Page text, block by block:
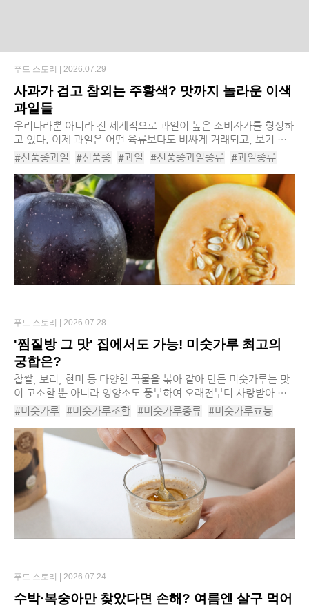
사과가 검고 참외는 주황색? 맛까지 놀라운 이색
과일들
우리나라뿐 아니라 전 세계적으로 과일이 높은 소비자가를 형성하
고 있다. 이제 과일은 어떤 육류보다도 비싸게 거래되고, 보기 힘
들어진 먹거리가 됐다. 최근에는 여기에 더해서, 보다 높은 수익성
#신품종과일 #신품종 #과일 #신풍종과일종류 #과일종류
#과일추천 #이색과일 #과일이색품종 #핑크블루베리
#블랙다이아몬드사과
#마하차녹망고
#키위티바나나
#베타참외 #솜사탕멜론
푸드 스토리 | 2026.07.29
'찜질방 그 맛' 집에서도 가능! 미숫가루 최고의
궁합은?
찹쌀, 보리, 현미 등 다양한 곡물을 볶아 갈아 만든 미숫가루는 맛
이 고소할 뿐 아니라 영양소도 풍부하여 오래전부터 사랑받아 왔
습니다. 최근에는 고전적인 방식을 넘어 다양한 식재료와 조합하
#미숫가루 #미숫가루조합 #미숫가루종류 #미숫가루효능
#미숫가루영양소 #미숫가루영양분 #미숫가루라떼
#미숫가루조합추천 #뉴트로디저트
#미숫가루아포가토
푸드 스토리 | 2026.07.28
수박·복숭아만 찾았다면 손해? 여름엔 살구 먹어
푸드 스토리 | 2026.07.24